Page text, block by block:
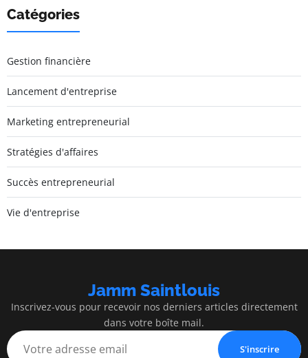
Catégories
Gestion financière
Lancement d'entreprise
Marketing entrepreneurial
Stratégies d'affaires
Succès entrepreneurial
Vie d'entreprise
Jamm Saintlouis
Inscrivez-vous pour recevoir nos derniers articles directement
dans votre boîte mail.
S'inscrire